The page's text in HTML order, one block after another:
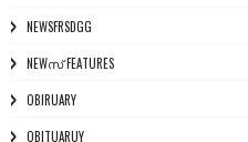
NEWSFRSDGG
NEWസ് FEATURES
OBIRUARY
OBITUARUY